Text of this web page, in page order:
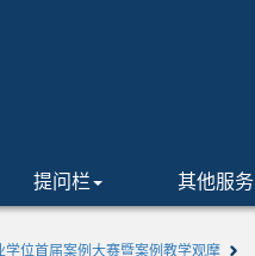
提问栏 其他服务
学位首届案例大赛暨案例教学观摩